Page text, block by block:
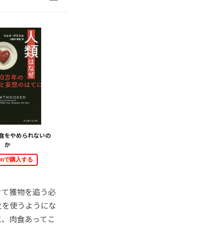
をやめられないの
か
で購入する
獲物を追う必
使うようにな
肉食あってこ